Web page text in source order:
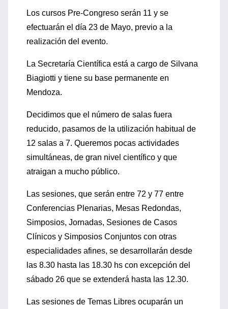
Los cursos Pre-Congreso serán 11 y se
efectuarán el día 23 de Mayo, previo a la
realización del evento.
La Secretaría Científica está a cargo de Silvana
Biagiotti y tiene su base permanente en
Mendoza.
Decidimos que el número de salas fuera
reducido, pasamos de la utilización habitual de
12 salas a 7. Queremos pocas actividades
simultáneas, de gran nivel científico y que
atraigan a mucho público.
Las sesiones, que serán entre 72 y 77 entre
Conferencias Plenarias, Mesas Redondas,
Simposios, Jornadas, Sesiones de Casos
Clínicos y Simposios Conjuntos con otras
especialidades afines, se desarrollarán desde
las 8.30 hasta las 18.30 hs con excepción del
sábado 26 que se extenderá hasta las 12.30.
Las sesiones de Temas Libres ocuparán un